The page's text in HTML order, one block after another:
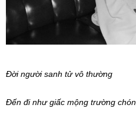
Đời người sanh tử vô thường
Đến đi như giấc mộng trường